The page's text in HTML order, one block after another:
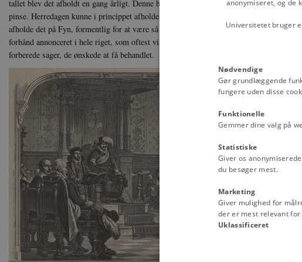
tallet blev det afholdt en gang årligt. Denne begivenhed kaldtes 'herredag' og blev som
pinse. Herredagen kunne i princippet afholdes, hvor i riget kongen ønskede det, men
afholde det på Fyn, formentlig for at være så centralt i riget som muligt. Tid og sted
forhånd annonceret i hele riget, som oftest via de lokale og regionale ting, så
forberede sager, de ønskede at få behandlet.
anonymiseret, og de
Universitetet bruger
Nødvendige
Gør grundlæggende
fungere uden disse
Funktionelle
Gemmer dine valg på
Statistiske
Giver os
du besøger mest.
Marketing
Giver mulighed for
der er mest relevant for
Uklassificeret